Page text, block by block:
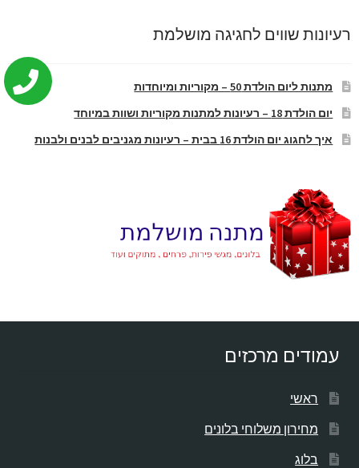
רעיונות שווים לחגיגה מושלמת
מתנות ליום הולדת 50 – מקוריות ומיוחדות
יום הולדת 18 – רעיונות למתנות מקוריות ושוות במיוחד
איך לחגוג יום הולדת 16 בבית – רעיונות מגניבים לבנים ולבנות
עמודים מרכזים
ראשי
מחירון משלוחי בלונים
בלוג